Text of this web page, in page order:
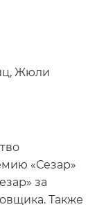
Жюли
«Сезар»
за
Также